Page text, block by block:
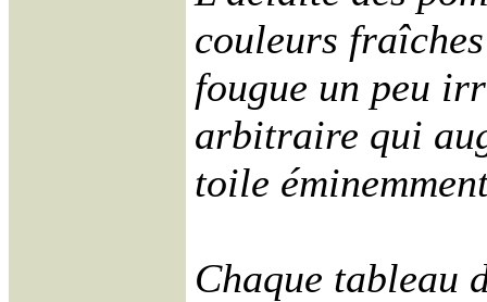
couleurs
fougue un peu
arbitraire qui
toile
Chaque tableau